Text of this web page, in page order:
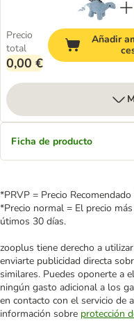
Precio
total
0,00 €
Añadir
Ficha de producto
*PRVP = Precio
*Precio normal = El precio
útimos 30 días.
zooplus tiene derecho a
enviarte publicidad directa
similares. Puedes oponerte a
ningún gasto adicional a los
en contacto con el servicio de
información sobre protección